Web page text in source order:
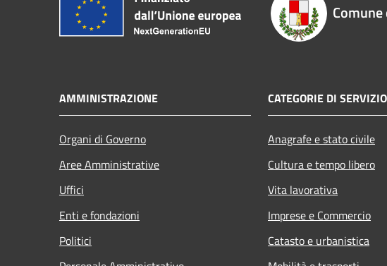
AMMINISTRAZIONE
Organi di Governo
Aree Amministrative
Uffici
Enti e fondazioni
Politici
CATEGORIE DI SERVIZIO
Anagrafe e stato civile
Cultura e tempo libero
Vita lavorativa
Imprese e Commercio
Catasto e urbanistica